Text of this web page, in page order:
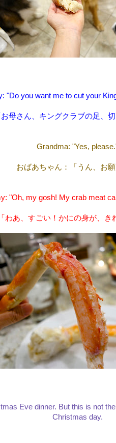
"Do you want me to cut your
母さん、キングクラブの足、切
Grandma: "Yes,
おばあちゃん：「うん、お願
"Oh, my gosh! My crab meat
わあ、すごい！かにの身が、き
Eve dinner. But this is not
Christmas day.